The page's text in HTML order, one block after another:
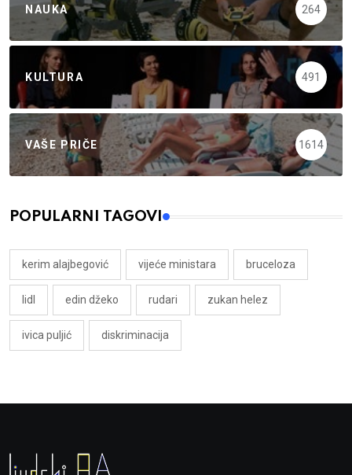
NAUKA 264
KULTURA 491
VAŠE PRIČE 1614
POPULARNI TAGOVI
kerim alajbegović vijeće ministara bruceloza
lidl edin džeko rudari zukan helez
ivica puljić diskriminacija